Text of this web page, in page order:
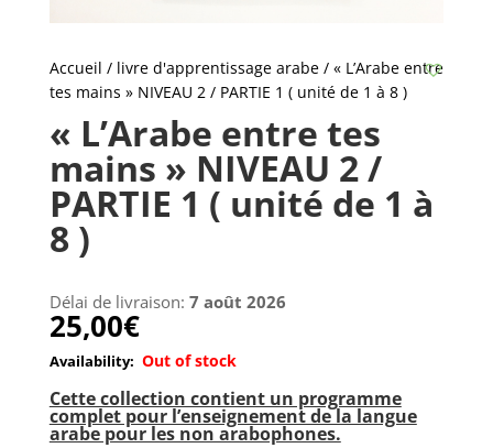
Accueil / livre d'apprentissage arabe/ « L’Arabe entre
tes mains » NIVEAU 2 / PARTIE 1 ( unité de 1 à 8 )
« L’Arabe entre tes
mains » NIVEAU 2 /
PARTIE 1 ( unité de 1 à
8 )
Délai de livraison: 7 août 2026
25,00€
Out of stock
Cette collection contient un programme
complet pour l’enseignement de la langue
arabe pour les non arabophones.